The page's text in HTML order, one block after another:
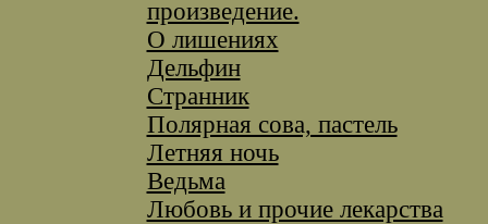
произведение.
O лишениях
Дельфин
Странник
Полярная сова, пастель
Летняя ночь
Ведьма
Любовь и прочие лекарства